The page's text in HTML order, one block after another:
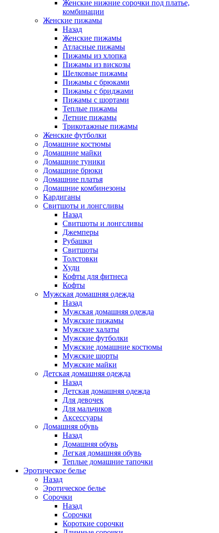
Женские нижние сорочки под платье,
комбинации
Женские пижамы
Назад
Женские пижамы
Атласные пижамы
Пижамы из хлопка
Пижамы из вискозы
Шелковые пижамы
Пижамы с брюками
Пижамы с бриджами
Пижамы с шортами
Теплые пижамы
Летние пижамы
Трикотажные пижамы
Женские футболки
Домашние костюмы
Домашние майки
Домашние туники
Домашние брюки
Домашние платья
Домашние комбинезоны
Кардиганы
Свитшоты и лонгсливы
Назад
Свитшоты и лонгсливы
Джемперы
Рубашки
Свитшоты
Толстовки
Худи
Кофты для фитнеса
Кофты
Мужская домашняя одежда
Назад
Мужская домашняя одежда
Мужские пижамы
Мужские халаты
Мужские футболки
Мужские домашние костюмы
Мужские шорты
Мужские майки
Детская домашняя одежда
Назад
Детская домашняя одежда
Для девочек
Для мальчиков
Аксессуары
Домашняя обувь
Назад
Домашняя обувь
Легкая домашняя обувь
Теплые домашние тапочки
Эротическое белье
Назад
Эротическое белье
Сорочки
Назад
Сорочки
Короткие сорочки